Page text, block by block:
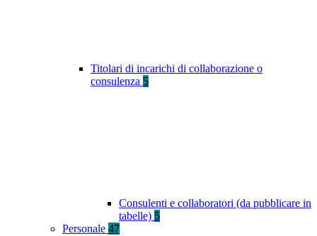
Titolari di incarichi di collaborazione o
consulenza 5
Consulenti e collaboratori (da pubblicare in
tabelle) 5
Personale 47